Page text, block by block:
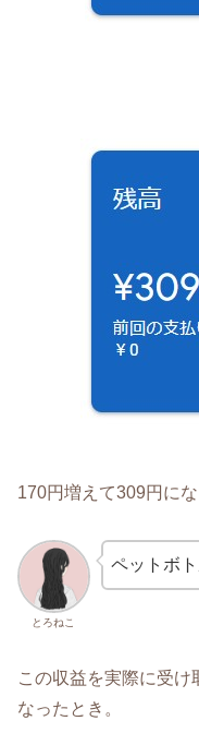
170円増えて309円に
とろねこ
ペットボ
この収益を実際に受け
なったとき。